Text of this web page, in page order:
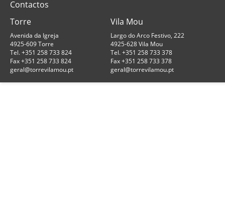
Contactos
Torre
Avenida da Igreja
4925-609 Torre
Tel. +351 258 733 824
Fax +351 258 733 824
geral@torrevilamou.pt
Vila Mou
Largo do Arco Festivo, 222
4925-628 Vila Mou
Tel. +351 258 733 378
Fax +351 258 733 378
geral@torrevilamou.pt